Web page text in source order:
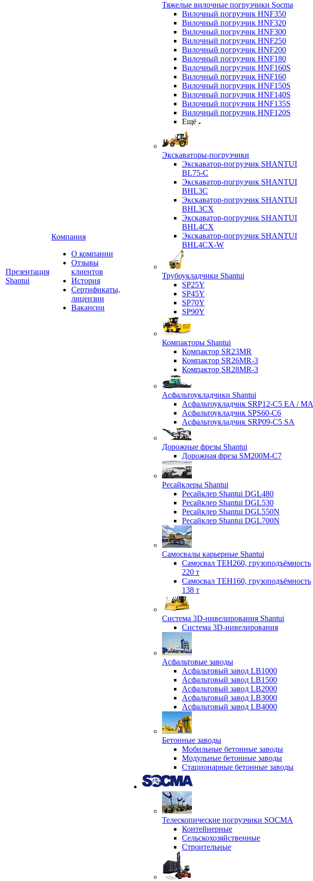
Презентация
Shantui
Компания
О компании
Отзывы
клиентов
История
Сертификаты,
лицензии
Вакансии
Тяжелые вилочные погрузчики Socma
Вилочный погрузчик HNF350
Вилочный погрузчик HNF320
Вилочный погрузчик HNF300
Вилочный погрузчик HNF250
Вилочный погрузчик HNF200
Вилочный погрузчик HNF180
Вилочный погрузчик HNF160S
Вилочный погрузчик HNF160
Вилочный погрузчик HNF150S
Вилочный погрузчик HNF140S
Вилочный погрузчик HNF135S
Вилочный погрузчик HNF120S
Ещё
Экскаваторы-погрузчики
Экскаватор-погрузчик SHANTUI
BL75-C
Экскаватор-погрузчик SHANTUI
BHL3C
Экскаватор-погрузчик SHANTUI
BHL3CX
Экскаватор-погрузчик SHANTUI
BHL4CX
Экскаватор-погрузчик SHANTUI
BHL4CX-W
Трубоукладчики Shantui
SP25Y
SP45Y
SP70Y
SP90Y
Компакторы Shantui
Компактор SR23MR
Компактор SR26MR-3
Компактор SR28MR-3
Асфальтоукладчики Shantui
Асфальтоукладчик SRP12-C5 EA / МА
Асфальтоукладчик SPS60-C6
Асфальтоукладчик SRP09-C5 SA
Дорожные фрезы Shantui
Дорожная фреза SM200M-C7
Ресайклеры Shantui
Ресайклер Shantui DGL480
Ресайклер Shantui DGL530
Ресайклер Shantui DGL550N
Ресайклер Shantui DGL700N
Самосвалы карьерные Shantui
Самосвал TEH260, грузоподъёмность
220 т
Самосвал TEH160, грузоподъёмность
138 т
Система 3D-нивелирования Shantui
Система 3D-нивелирования
Асфальтовые заводы
Асфальтовый завод LB1000
Асфальтовый завод LB1500
Асфальтовый завод LB2000
Асфальтовый завод LB3000
Асфальтовый завод LB4000
Бетонные заводы
Мобильные бетонные заводы
Модульные бетонные заводы
Стационарные бетонные заводы
Телескопические погрузчики SOCMA
Контейнерные
Сельскохозяйственные
Строительные